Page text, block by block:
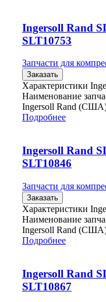
Ingersoll Rand
SLT10753
Запчасти для
Заказать
Характеристики
Наименование
Ingersoll Rand
Подробнее
Ingersoll Rand
SLT10846
Запчасти для
Заказать
Характеристики
Наименование
Ingersoll Rand
Подробнее
Ingersoll Rand
SLT10867